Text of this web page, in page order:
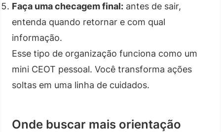
Faça uma checagem final: antes de sair,
entenda quando retornar e com qual
informação.
Esse tipo de organização funciona como um
mini CEOT pessoal. Você transforma ações
soltas em uma linha de cuidados.
Onde buscar mais orientação